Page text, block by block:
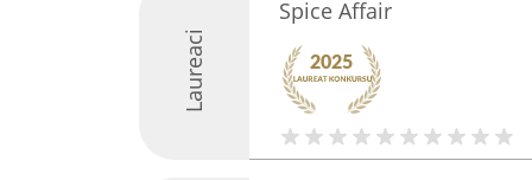
Laureaci
Spice Affair